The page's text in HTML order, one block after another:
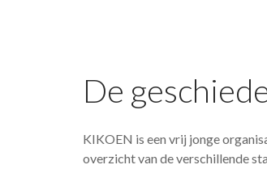
De
KIKOEN is een vrij jonge
overzicht van de verschillende